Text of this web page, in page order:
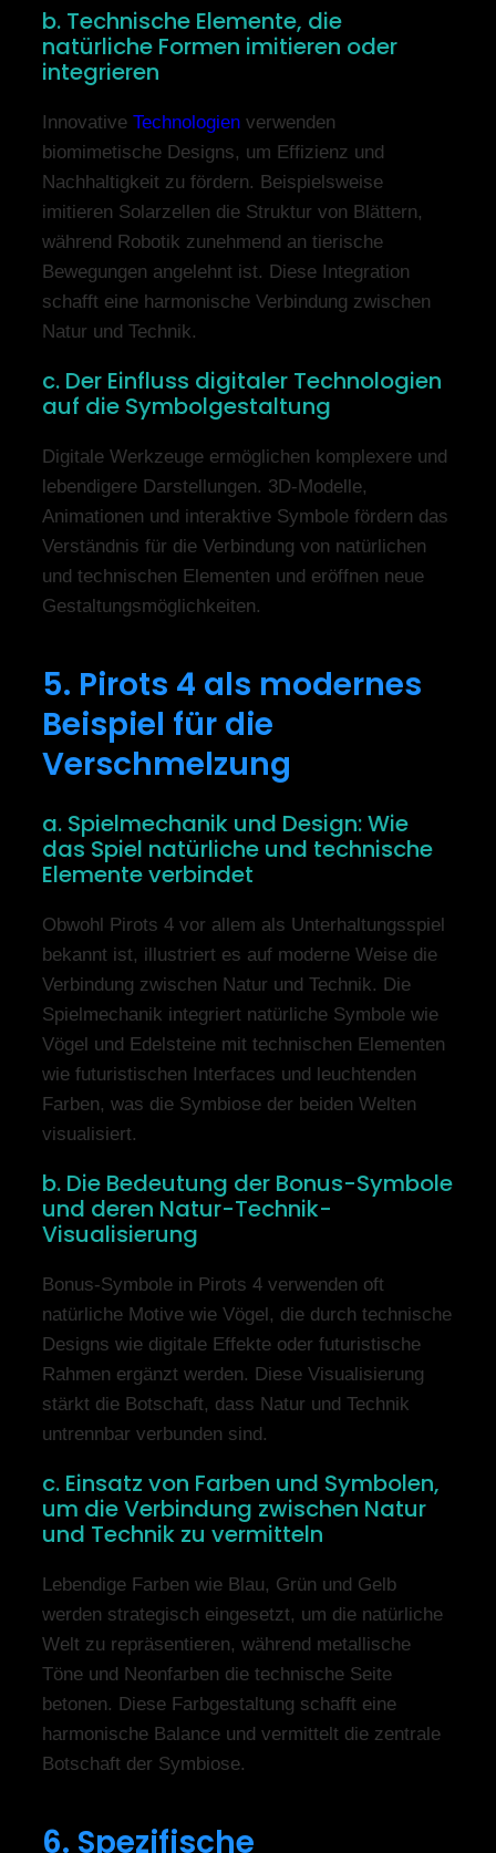
b. Technische Elemente, die
natürliche Formen imitieren oder
integrieren
Innovative Technologien verwenden
biomimetische Designs, um Effizienz und
Nachhaltigkeit zu fördern. Beispielsweise
imitieren Solarzellen die Struktur von Blättern,
während Robotik zunehmend an tierische
Bewegungen angelehnt ist. Diese Integration
schafft eine harmonische Verbindung zwischen
Natur und Technik.
c. Der Einfluss digitaler Technologien
auf die Symbolgestaltung
Digitale Werkzeuge ermöglichen komplexere und
lebendigere Darstellungen. 3D-Modelle,
Animationen und interaktive Symbole fördern das
Verständnis für die Verbindung von natürlichen
und technischen Elementen und eröffnen neue
Gestaltungsmöglichkeiten.
5. Pirots 4 als modernes
Beispiel für die
Verschmelzung
a. Spielmechanik und Design: Wie
das Spiel natürliche und technische
Elemente verbindet
Obwohl Pirots 4 vor allem als Unterhaltungsspiel
bekannt ist, illustriert es auf moderne Weise die
Verbindung zwischen Natur und Technik. Die
Spielmechanik integriert natürliche Symbole wie
Vögel und Edelsteine mit technischen Elementen
wie futuristischen Interfaces und leuchtenden
Farben, was die Symbiose der beiden Welten
visualisiert.
b. Die Bedeutung der Bonus-Symbole
und deren Natur-Technik-
Visualisierung
Bonus-Symbole in Pirots 4 verwenden oft
natürliche Motive wie Vögel, die durch technische
Designs wie digitale Effekte oder futuristische
Rahmen ergänzt werden. Diese Visualisierung
stärkt die Botschaft, dass Natur und Technik
untrennbar verbunden sind.
c. Einsatz von Farben und Symbolen,
um die Verbindung zwischen Natur
und Technik zu vermitteln
Lebendige Farben wie Blau, Grün und Gelb
werden strategisch eingesetzt, um die natürliche
Welt zu repräsentieren, während metallische
Töne und Neonfarben die technische Seite
betonen. Diese Farbgestaltung schafft eine
harmonische Balance und vermittelt die zentrale
Botschaft der Symbiose.
6. Spezifische